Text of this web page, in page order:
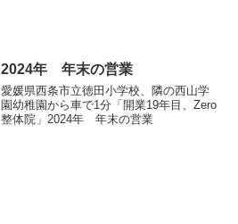
2024年 年末の営業
愛媛県西条市立徳田小学校、隣の西山学
園幼稚園から車で1分「開業19年目、Zero
整体院」2024年 年末の営業